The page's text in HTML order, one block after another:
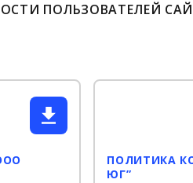
ПОЛЬЗОВАТЕЛЕЙ
ПОЛИТИКА
ЮГ”